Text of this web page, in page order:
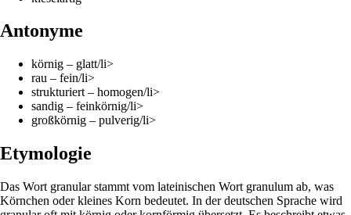
Antonyme
körnig – glatt/li>
rau – fein/li>
strukturiert – homogen/li>
sandig – feinkörnig/li>
großkörnig – pulverig/li>
Etymologie
Das Wort granular stammt vom lateinischen Wort granulum ab, was
Körnchen oder kleines Korn bedeutet. In der deutschen Sprache wird